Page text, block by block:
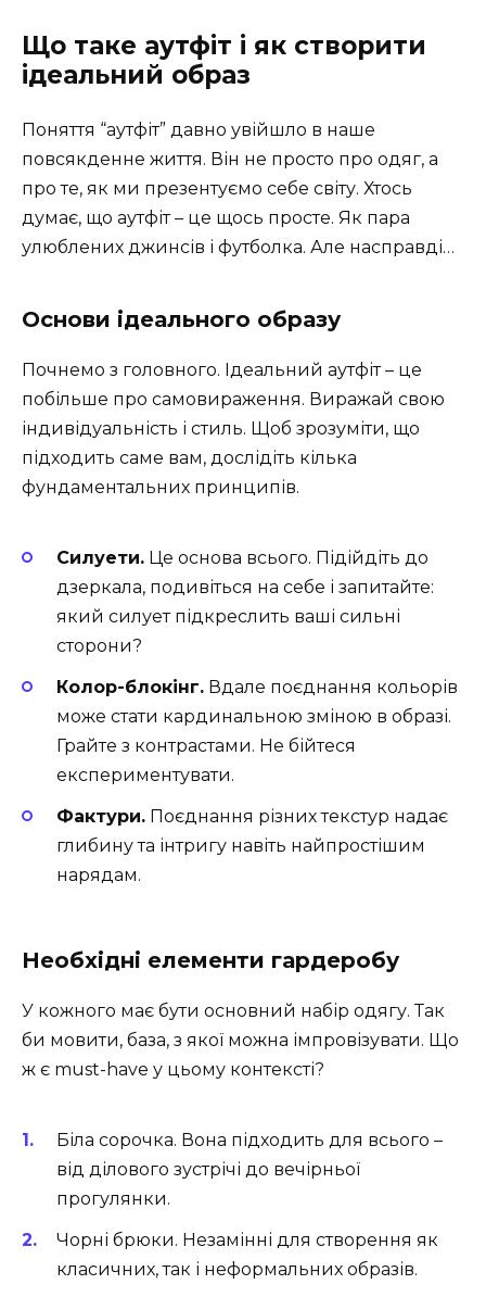
Що таке аутфіт і як створити
ідеальний образ
Поняття “аутфіт” давно увійшло в наше
повсякденне життя. Він не просто про одяг, а
про те, як ми презентуємо себе світу. Хтось
думає, що аутфіт – це щось просте. Як пара
улюблених джинсів і футболка. Але насправді…
Основи ідеального образу
Почнемо з головного. Ідеальний аутфіт – це
побільше про самовираження. Виражай свою
індивідуальність і стиль. Щоб зрозуміти, що
підходить саме вам, дослідіть кілька
фундаментальних принципів.
Силуети. Це основа всього. Підійдіть до
дзеркала, подивіться на себе і запитайте:
який силует підкреслить ваші сильні
сторони?
Колор-блокінг. Вдале поєднання кольорів
може стати кардинальною зміною в образі.
Грайте з контрастами. Не бійтеся
експериментувати.
Фактури. Поєднання різних текстур надає
глибину та інтригу навіть найпростішим
нарядам.
Необхідні елементи гардеробу
У кожного має бути основний набір одягу. Так
би мовити, база, з якої можна імпровізувати. Що
ж є must-have у цьому контексті?
Біла сорочка. Вона підходить для всього –
від ділового зустрічі до вечірньої
прогулянки.
Чорні брюки. Незамінні для створення як
класичних, так і неформальних образів.